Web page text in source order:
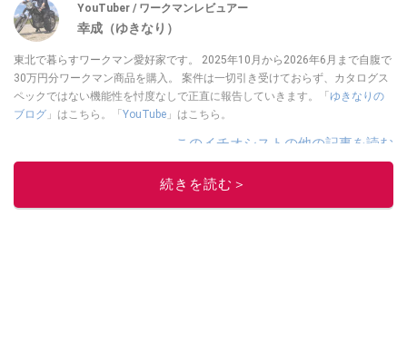
YouTuber / ワークマンレビュアー
幸成（ゆきなり）
東北で暮らすワークマン愛好家です。 2025年10月から2026年6月まで自腹で
30万円分ワークマン商品を購入。 案件は一切引き受けておらず、カタログス
ペックではない機能性を忖度なしで正直に報告していきます。「 ゆきなりの
ブログ 」はこちら。「 YouTube 」はこちら。
このイチオシストの他の記事を読む
続きを読む＞